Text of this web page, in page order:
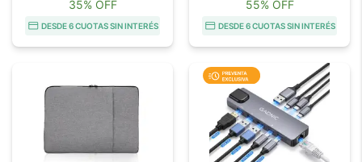
35% OFF
DESDE 6 CUOTAS SIN INTERÉS
55% OFF
DESDE 6 CUOTAS SIN INTERÉS